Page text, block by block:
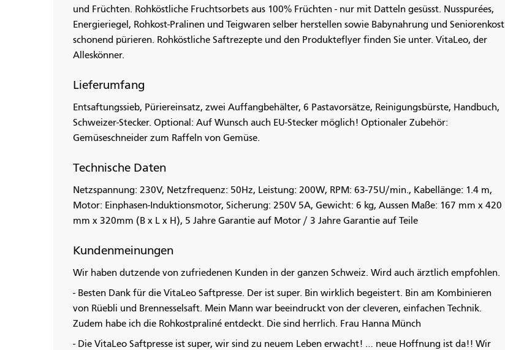
und Früchten. Rohköstliche Fruchtsorbets aus 100% Früchten - nur mit Datteln gesüsst. Nusspurées,
Energieriegel, Rohkost-Pralinen und Teigwaren selber herstellen sowie Babynahrung und Seniorenkost
schonend pürieren. Rohköstliche Saftrezepte und den Produkteflyer finden Sie unter. VitaLeo, der
Alleskönner.
Lieferumfang
Entsaftungssieb, Püriereinsatz, zwei Auffangbehälter, 6 Pastavorsätze, Reinigungsbürste, Handbuch,
Schweizer-Stecker. Optional: Auf Wunsch auch EU-Stecker möglich! Optionaler Zubehör:
Gemüseschneider zum Raffeln von Gemüse.
Technische Daten
Netzspannung: 230V, Netzfrequenz: 50Hz, Leistung: 200W, RPM: 63-75U/min., Kabellänge: 1.4 m,
Motor: Einphasen-Induktionsmotor, Sicherung: 250V 5A, Gewicht: 6 kg, Aussen Maße: 167 mm x 420
mm x 320mm (B x L x H), 5 Jahre Garantie auf Motor / 3 Jahre Garantie auf Teile
Kundenmeinungen
Wir haben dutzende von zufriedenen Kunden in der ganzen Schweiz. Wird auch ärztlich empfohlen.
- Besten Dank für die VitaLeo Saftpresse. Der ist super. Bin wirklich begeistert. Bin am Kombinieren
von Rüebli und Brennesselsaft. Mein Mann war beeindruckt von der cleveren, einfachen Technik.
Zudem habe ich die Rohkostpraliné entdeckt. Die sind herrlich. Frau Hanna Münch
- Die VitaLeo Saftpresse ist super, wir sind zu neuem Leben erwacht! … neue Hoffnung ist da!! Wir